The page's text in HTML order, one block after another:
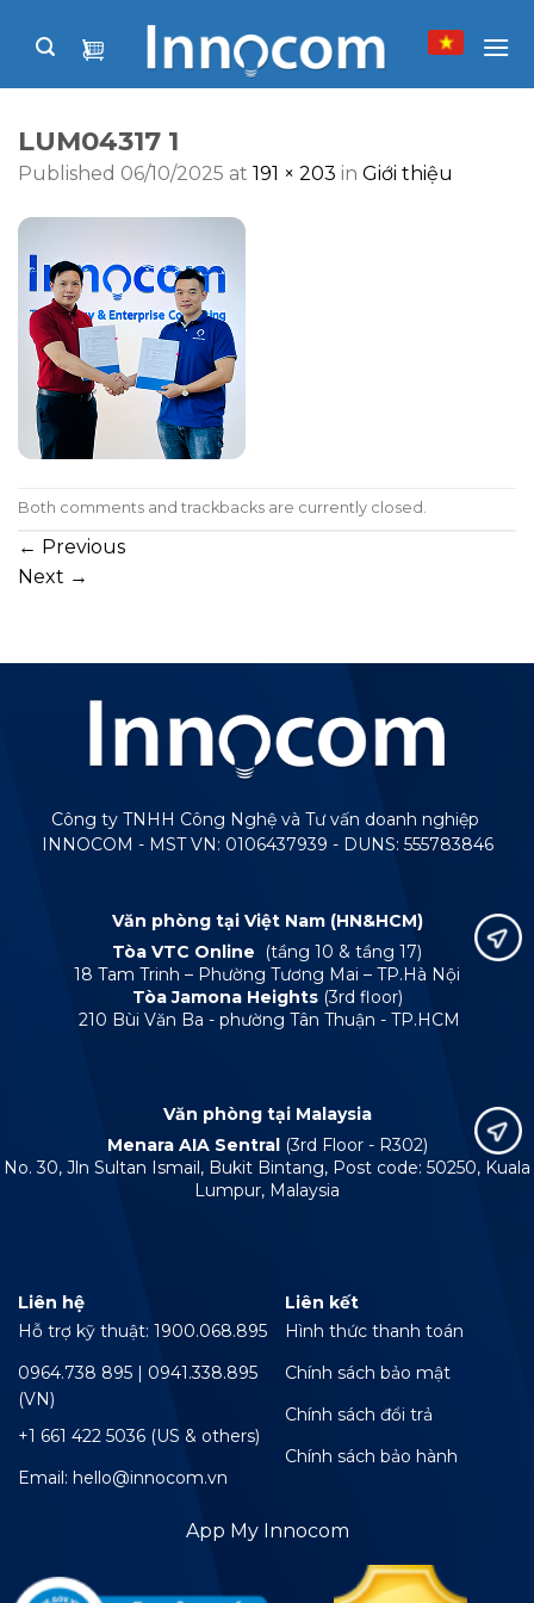
LUM04317 1
Published 06/10/2025 at 191 × 203 in Giới thiệu
Both comments and trackbacks are currently closed.
← Previous
Next →
Công ty TNHH Công Nghệ và Tư vấn doanh nghiệp
INNOCOM - MST VN: 0106437939 - DUNS: 555783846
Văn phòng tại Việt Nam (HN&HCM)
Tòa VTC Online
(tầng 10 & tầng 17)
18 Tam Trinh – Phường Tương Mai – TP.Hà Nội
Tòa Jamona Heights (3rd floor)
210 Bùi Văn Ba - phường Tân Thuận - TP.HCM
Văn phòng tại Malaysia
Menara AIA Sentral (3rd Floor - R302)
No. 30, Jln Sultan Ismail, Bukit Bintang, Post code: 50250, Kuala
Lumpur, Malaysia
Liên hệ
Hỗ trợ kỹ thuật: 1900.068.895
0964.738 895 | 0941.338.895
(VN)
+1 661 422 5036 (US & others)
Email: hello@innocom.vn
Liên kết
Hình thức thanh toán
Chính sách bảo mật
Chính sách đổi trả
Chính sách bảo hành
App My Innocom